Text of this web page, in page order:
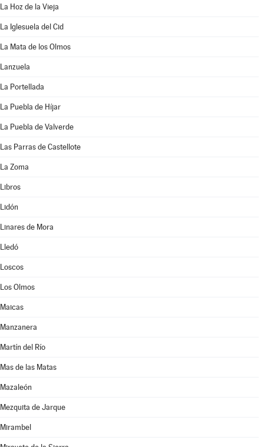
La Hoz de la Vieja
La Iglesuela del Cid
La Mata de los Olmos
Lanzuela
La Portellada
La Puebla de Híjar
La Puebla de Valverde
Las Parras de Castellote
La Zoma
Libros
Lidón
Linares de Mora
Lledó
Loscos
Los Olmos
Maicas
Manzanera
Martín del Río
Mas de las Matas
Mazaleón
Mezquita de Jarque
Mirambel